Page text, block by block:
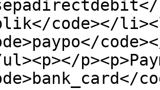
code></